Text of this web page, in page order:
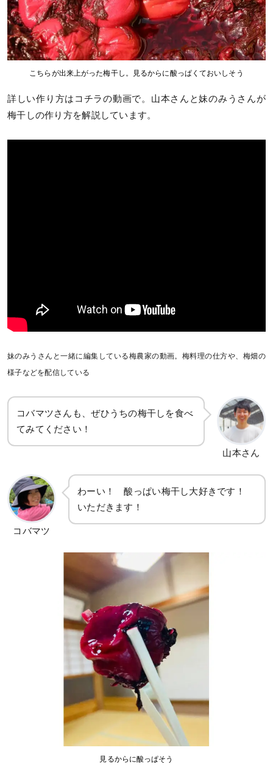
こちらが出来上がった梅干し。見るからに酸っぱくておいしそう
詳しい作り方はコチラの動画で。山本さんと妹のみうさんが
梅干しの作り方を解説しています。
妹のみうさんと一緒に編集している梅農家の動画。梅料理の仕方や、梅畑の
様子などを配信している
コバマツさんも、ぜひうちの梅干しを食べ
てみてください！
山本さん
コバマツ
わーい！ 酸っぱい梅干し大好きです！
いただきます！
見るからに酸っぱそう